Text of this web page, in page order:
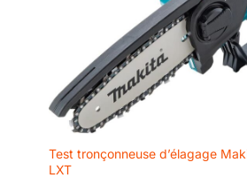
l’utilisateur. En résumé, la tête
laser 10W améliore les
performances et la polyvalence
de la machine, en faisant un
outil indispensable pour les
amateurs comme pour les
professionnels.
Test tronçonneuse d’élagage
LXT